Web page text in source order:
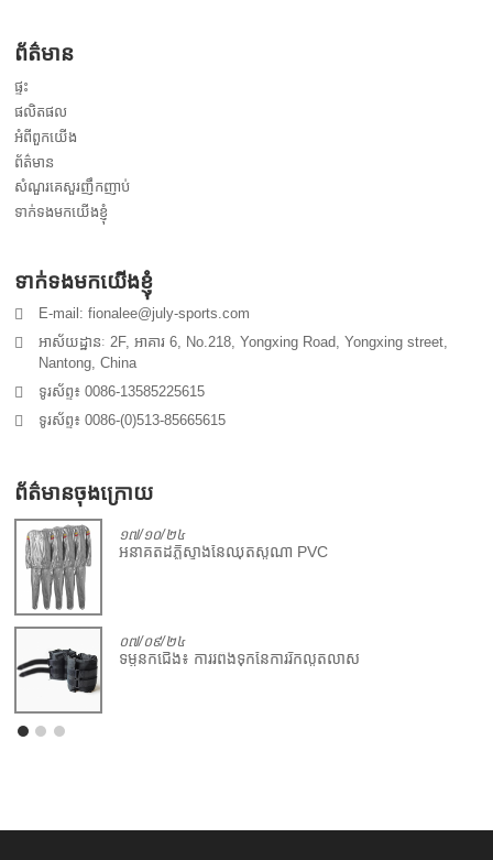
ព័ត៌មាន
ផ្ទះ
ផលិតផល
អំពីពួកយើង
ព័ត៌មាន
សំណួរគេសួរញឹកញាប់
ទាក់ទងមកយើងខ្ញុំ
ទាក់ទងមកយើងខ្ញុំ
E-mail: fionalee@july-sports.com
អាស័យដ្ឋានៈ 2F, អាគារ 6, No.218, Yongxing Road, Yongxing street,
Nantong, China
ទូរស័ព្ទ៖ 0086-13585225615
ទូរស័ព្ទ៖ 0086-(0)513-85665615
ព័ត៌មានចុងក្រោយ
១៧/១០/២៤
អនាគតដ៏ភ្លឺស្វាងនៃឈុតសូណា PVC
០៧/០៩/២៤
ទម្ងន់កជើង៖ ការរំពឹងទុកនៃការរីកលូតលាស់